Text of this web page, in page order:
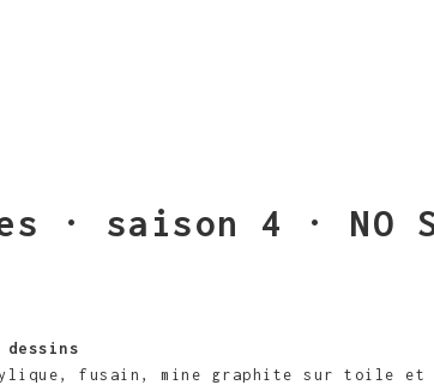
· saison 4 · NO
fusain, mine graphite sur toile et